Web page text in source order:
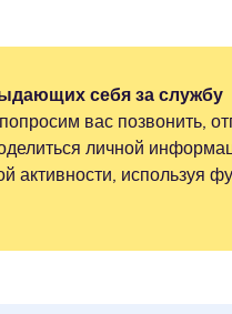
себя за службу
вас позвонить,
личной
активности, используя